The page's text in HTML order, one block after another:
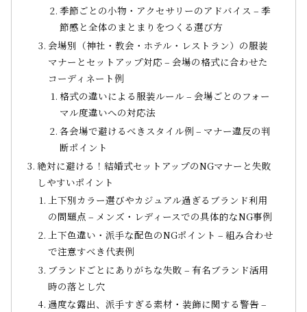
季節ごとの小物・アクセサリーのアドバイス – 季
節感と全体のまとまりをつくる選び方
会場別（神社・教会・ホテル・レストラン）の服装
マナーとセットアップ対応 – 会場の格式に合わせた
コーディネート例
格式の違いによる服装ルール – 会場ごとのフォー
マル度違いへの対応法
各会場で避けるべきスタイル例 – マナー違反の判
断ポイント
絶対に避ける！結婚式セットアップのNGマナーと失敗
しやすいポイント
上下別カラー選びやカジュアル過ぎるブランド利用
の問題点 – メンズ・レディースでの具体的なNG事例
上下色違い・派手な配色のNGポイント – 組み合わせ
で注意すべき代表例
ブランドごとにありがちな失敗 – 有名ブランド活用
時の落とし穴
過度な露出、派手すぎる素材・装飾に関する警告 –